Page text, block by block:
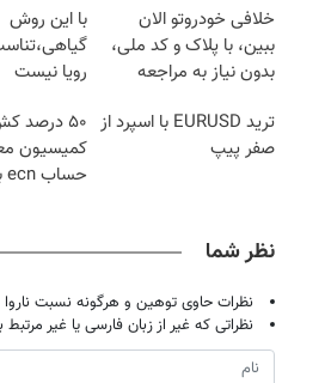
خلافی خودروتو الان
ببین، با پلاک و کد ملی،
بدون نیاز به مراجعه
با این روش
رویا نیست
ترید EURUSD با اسپرد از
صفر پیپ
۵۰ درصد
کمیسیون
حساب ecn بروکر اینوسلو
نظر شما
نظرات حاوی توهین و هرگونه نسبت
نظراتی که غیر از زبان فارسی یا غیر